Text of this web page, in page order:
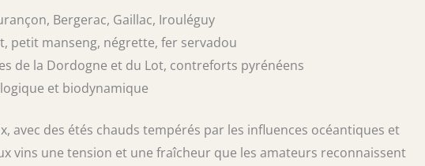
Bergerac, Gaillac, Irouléguy
petit manseng, négrette, fer servadou
de la Dordogne et du Lot, contreforts pyrénéens
et biodynamique
avec des étés chauds tempérés par les influences océantiques et
vins une tension et une fraîcheur que les amateurs reconnaissent